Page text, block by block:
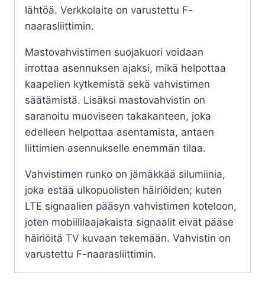
lähtöä. Verkkolaite on varustettu F-
naarasliittimin.
Mastovahvistimen suojakuori voidaan
irrottaa asennuksen ajaksi, mikä helpottaa
kaapelien kytkemistä sekä vahvistimen
säätämistä. Lisäksi mastovahvistin on
saranoitu muoviseen takakanteen, joka
edelleen helpottaa asentamista, antaen
liittimien asennukselle enemmän tilaa.
Vahvistimen runko on jämäkkää silumiinia,
joka estää ulkopuolisten häiriöiden; kuten
LTE signaalien pääsyn vahvistimen koteloon,
joten mobiililaajakaista signaalit eivät pääse
häiriöitä TV kuvaan tekemään. Vahvistin on
varustettu F-naarasliittimin.